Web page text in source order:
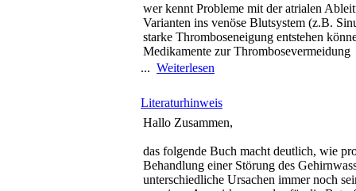
wer kennt Probleme mit der atrialen
Varianten ins venöse Blutsystem (z.B.
starke Thromboseneigung entstehen
Medikamente zur Thrombosevermeidung
... Weiterlesen
Literaturhinweis
Hallo Zusammen,
das folgende Buch macht deutlich, wie
Behandlung einer Störung des
unterschiedliche Ursachen immer noch